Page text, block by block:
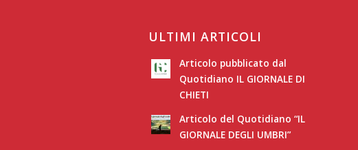
ULTIMI ARTICOLI
Articolo pubblicato dal
Quotidiano IL GIORNALE DI
CHIETI
Articolo del Quotidiano “IL
GIORNALE DEGLI UMBRI”